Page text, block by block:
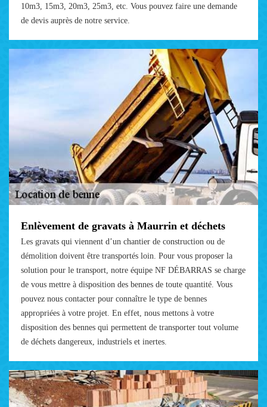
10m3, 15m3, 20m3, 25m3, etc. Vous pouvez faire une demande
de devis auprès de notre service.
Enlèvement de gravats à Maurrin et déchets
Les gravats qui viennent d’un chantier de construction ou de
démolition doivent être transportés loin. Pour vous proposer la
solution pour le transport, notre équipe NF DÉBARRAS se charge
de vous mettre à disposition des bennes de toute quantité. Vous
pouvez nous contacter pour connaître le type de bennes
appropriées à votre projet. En effet, nous mettons à votre
disposition des bennes qui permettent de transporter tout volume
de déchets dangereux, industriels et inertes.